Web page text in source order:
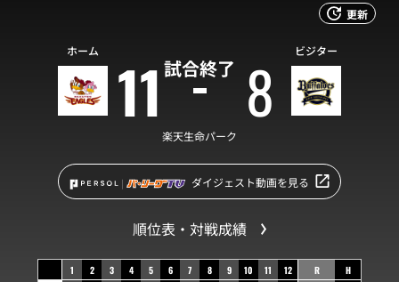
更新
試合終了
ホーム 11 8 ビジター
楽天生命パーク
ダイジェスト動画を見る
順位表・対戦成績
1 2 3 4 5 6 7 8 9 10 11 12 R H